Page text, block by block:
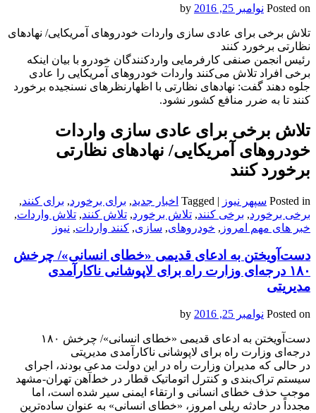
Posted on نوامبر 25, 2016
تلاش برخی برای عادی سازی واردات خودروهای آمریکایی/ نهادهای
نظارتی برخورد کنند
رئیس انجمن صنفی کارفرمایی واردکنندگان خودرو با بیان اینکه
برخی افراد تلاش می‌کنند واردات خودروهای آمریکایی را عادی
جلوه دهند گفت: نهادهای نظارتی با اظهارنظرهای نسنجیده برخورد
کنند تا به ضرر منافع کشور نشود.
تلاش برخی برای عادی سازی واردات
خودروهای آمریکایی/ نهادهای نظارتی
برخورد کنند
Posted in سپهر نیوز |
Tagged اخبار جدید, برای برخورد, برای کنند,
برخی برخورد, برخی کنند, تلاش برخورد, تلاش کنند, تلاش واردات,
خبر های مهم امروز , خودروهای, سازی, کنند واردات, نیوز
دست‌آویختن به ادعای قدیمی‌‌ «خطای انسانی»‌/ چرخش
۱۸‌۰ درجه‌ای وزارت راه برای لاپوشانی ناکارآمدی
مدیریتی
Posted on نوامبر 25, 2016
دست‌آویختن به ادعای قدیمی‌‌ «خطای انسانی»‌/ چرخش ۱۸‌۰
درجه‌ای وزارت راه برای لاپوشانی ناکارآمدی مدیریتی
در حالی که مدیران وزارت راه در این دولت مدعی بودند، اجرای
سیستم تراک‌بندی و کنترل اتوماتیک قطار در خط‌آهن تهران-مشهد
موجب حذف خطای انسانی و ارتقاء ایمنی سیر شده است، اما
مجدداً در حادثه ریلی امروز، «خطای انسانی» به عنوان ساده‌ترین